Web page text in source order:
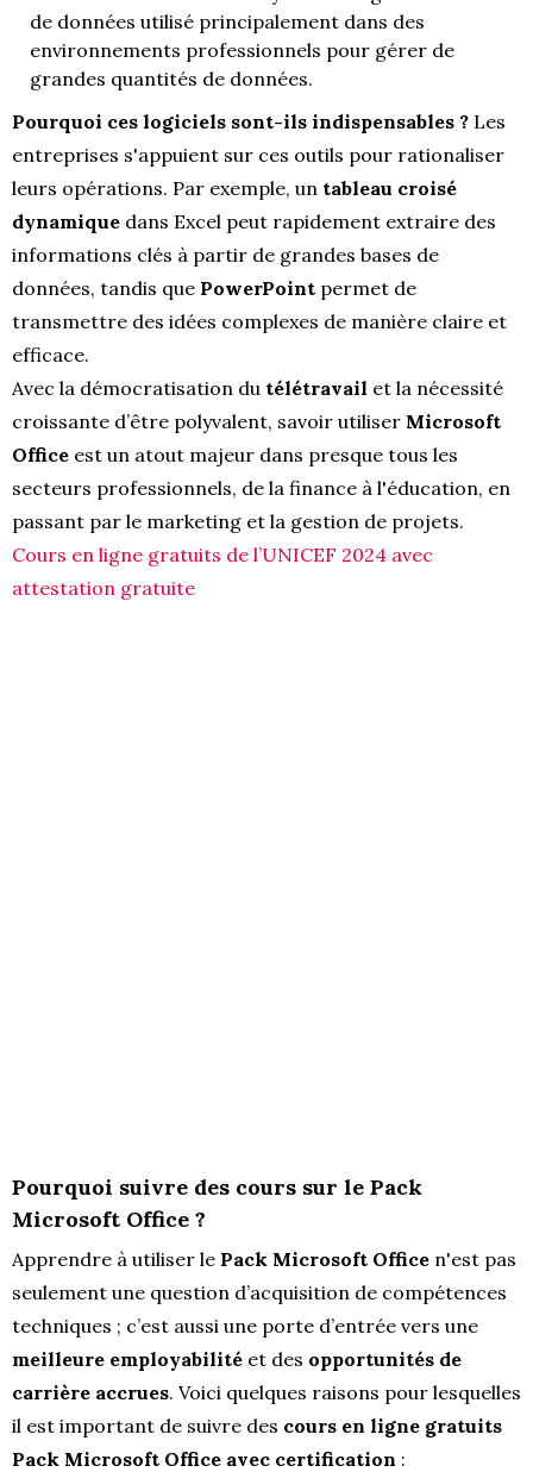
de données utilisé principalement dans des
environnements professionnels pour gérer de
grandes quantités de données.
Pourquoi ces logiciels sont-ils indispensables ? Les
entreprises s'appuient sur ces outils pour rationaliser
leurs opérations. Par exemple, un tableau croisé
dynamique dans Excel peut rapidement extraire des
informations clés à partir de grandes bases de
données, tandis que PowerPoint permet de
transmettre des idées complexes de manière claire et
efficace.
Avec la démocratisation du télétravail et la nécessité
croissante d’être polyvalent, savoir utiliser Microsoft
Office est un atout majeur dans presque tous les
secteurs professionnels, de la finance à l'éducation, en
passant par le marketing et la gestion de projets.
Cours en ligne gratuits de l’UNICEF 2024 avec
attestation gratuite
Pourquoi suivre des cours sur le Pack
Microsoft Office ?
Apprendre à utiliser le Pack Microsoft Office n'est pas
seulement une question d’acquisition de compétences
techniques ; c’est aussi une porte d’entrée vers une
meilleure employabilité et des opportunités de
carrière accrues. Voici quelques raisons pour lesquelles
il est important de suivre des cours en ligne gratuits
Pack Microsoft Office avec certification :